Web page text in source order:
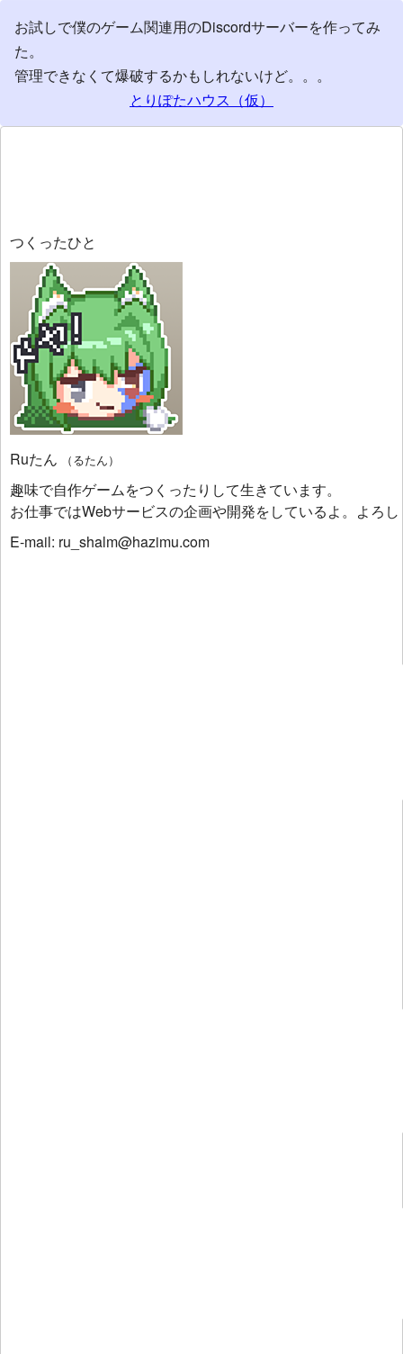
お試しで僕のゲーム関連用のDiscordサーバーを作ってみ
た。
管理できなくて爆破するかもしれないけど。。。
とりぽたハウス（仮）
つくったひと
Ruたん （るたん）
趣味で自作ゲームをつくったりして生きています。
お仕事ではWebサービスの企画や開発をしているよ。よろ
E-mail: ru_shalm@hazimu.com